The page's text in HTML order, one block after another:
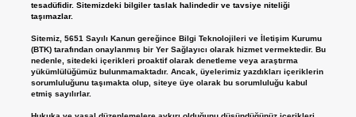
tesadüfidir. Sitemizdeki bilgiler taslak halindedir ve tavsiye niteliği
taşımazlar.
Sitemiz, 5651 Sayılı Kanun gereğince Bilgi Teknolojileri ve İletişim Kurumu
(BTK) tarafından onaylanmış bir Yer Sağlayıcı olarak hizmet vermektedir. Bu
nedenle, sitedeki içerikleri proaktif olarak denetleme veya araştırma
yükümlülüğümüz bulunmamaktadır. Ancak, üyelerimiz yazdıkları içeriklerin
sorumluluğunu taşımakta olup, siteye üye olarak bu sorumluluğu kabul
etmiş sayılırlar.